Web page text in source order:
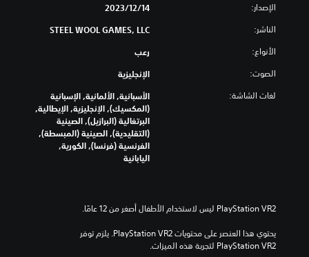
الإصدار: 14‏/12‏/2023
الناشر: STEEL WOOL GAMES, LLC
الأنواع: رعب
الصوت: الإنجليزية
لغات الشاشة:
الأسبانية, الألمانية, الإسبانية
(المكسيك), الإنجليزية, الإيطالية,
البرتغالية (البرازيل), الصينية
(التقليدية), الصينية (المبسطة),
الفرنسية (فرنسا), الكورية,
اليابانية
PlayStation VR2 لتجربة هذه الميزات.